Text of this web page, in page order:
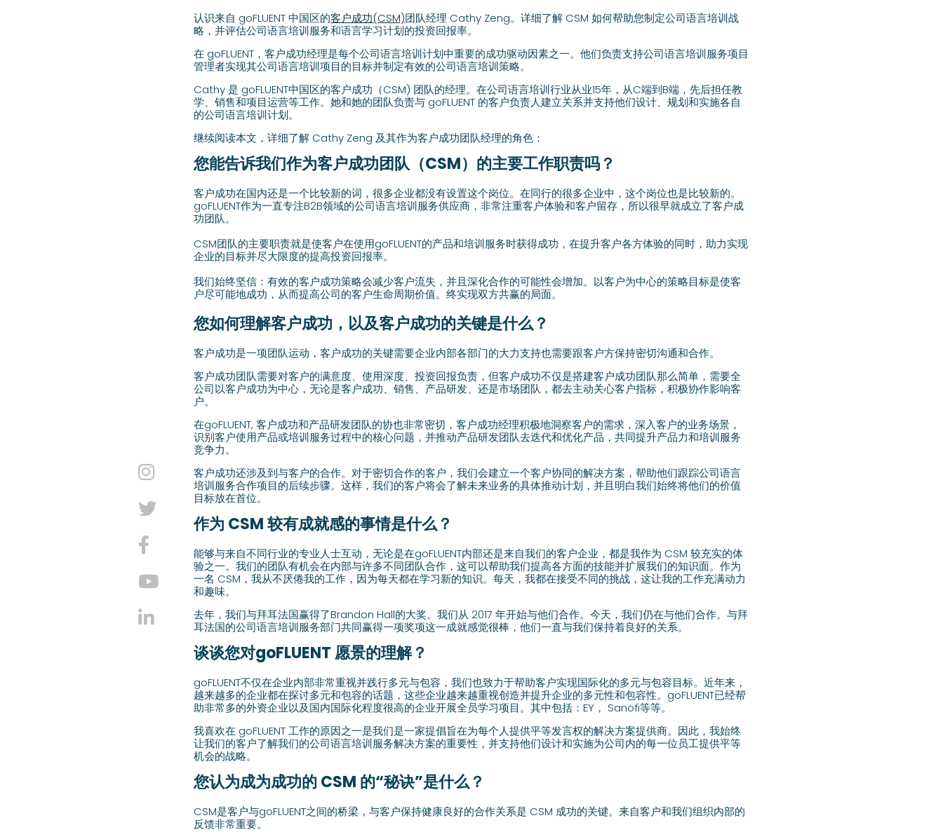
认识来自 goFLUENT 中国区的客户成功(CSM)团队经理 Cathy Zeng。详细了解 CSM 如何帮助您制定公司语言培训战
略，并评估公司语言培训服务和语言学习计划的投资回报率。
在 goFLUENT，客户成功经理是每个公司语言培训计划中重要的成功驱动因素之一。他们负责支持公司语言培训服务项目
管理者实现其公司语言培训项目的目标并制定有效的公司语言培训策略。
Cathy 是 goFLUENT中国区的客户成功（CSM) 团队的经理。在公司语言培训行业从业15年，从C端到B端，先后担任教
学、销售和项目运营等工作。她和她的团队负责与 goFLUENT 的客户负责人建立关系并支持他们设计、规划和实施各自
的公司语言培训计划。
继续阅读本文，详细了解 Cathy Zeng 及其作为客户成功团队经理的角色：
您能告诉我们作为客户成功团队（CSM）的主要工作职责吗？
客户成功在国内还是一个比较新的词，很多企业都没有设置这个岗位。在同行的很多企业中，这个岗位也是比较新的。
goFLUENT作为一直专注B2B领域的公司语言培训服务供应商，非常注重客户体验和客户留存，所以很早就成立了客户成
功团队。
CSM团队的主要职责就是使客户在使用goFLUENT的产品和培训服务时获得成功，在提升客户各方体验的同时，助力实现
企业的目标并尽大限度的提高投资回报率。
我们始终坚信：有效的客户成功策略会减少客户流失，并且深化合作的可能性会增加。以客户为中心的策略目标是使客
户尽可能地成功，从而提高公司的客户生命周期价值。终实现双方共赢的局面。
您如何理解客户成功，以及客户成功的关键是什么？
客户成功是一项团队运动，客户成功的关键需要企业内部各部门的大力支持也需要跟客户方保持密切沟通和合作。
客户成功团队需要对客户的满意度、使用深度、投资回报负责，但客户成功不仅是搭建客户成功团队那么简单，需要全
公司以客户成功为中心，无论是客户成功、销售、产品研发、还是市场团队，都去主动关心客户指标，积极协作影响客
户。
在goFLUENT, 客户成功和产品研发团队的协也非常密切，客户成功经理积极地洞察客户的需求，深入客户的业务场景，
识别客户使用产品或培训服务过程中的核心问题，并推动产品研发团队去迭代和优化产品，共同提升产品力和培训服务
竞争力。
客户成功还涉及到与客户的合作。对于密切合作的客户，我们会建立一个客户协同的解决方案，帮助他们跟踪公司语言
培训服务合作项目的后续步骤。这样，我们的客户将会了解未来业务的具体推动计划，并且明白我们始终将他们的价值
目标放在首位。
作为 CSM 较有成就感的事情是什么？
能够与来自不同行业的专业人士互动，无论是在goFLUENT内部还是来自我们的客户企业，都是我作为 CSM 较充实的体
验之一。我们的团队有机会在内部与许多不同团队合作，这可以帮助我们提高各方面的技能并扩展我们的知识面。作为
一名 CSM，我从不厌倦我的工作，因为每天都在学习新的知识。每天，我都在接受不同的挑战，这让我的工作充满动力
和趣味。
去年，我们与拜耳法国赢得了Brandon Hall的大奖。我们从 2017 年开始与他们合作。今天，我们仍在与他们合作。与拜
耳法国的公司语言培训服务部门共同赢得一项奖项这一成就感觉很棒，他们一直与我们保持着良好的关系。
谈谈您对goFLUENT 愿景的理解？
goFLUENT不仅在企业内部非常重视并践行多元与包容，我们也致力于帮助客户实现国际化的多元与包容目标。近年来，
越来越多的企业都在探讨多元和包容的话题，这些企业越来越重视创造并提升企业的多元性和包容性。goFLUENT已经帮
助非常多的外资企业以及国内国际化程度很高的企业开展全员学习项目。其中包括：EY， Sanofi等等。
我喜欢在 goFLUENT 工作的原因之一是我们是一家提倡旨在为每个人提供平等发言权的解决方案提供商。因此，我始终
让我们的客户了解我们的公司语言培训服务解决方案的重要性，并支持他们设计和实施为公司内的每一位员工提供平等
机会的战略。
您认为成为成功的 CSM 的“秘诀”是什么？
CSM是客户与goFLUENT之间的桥梁，与客户保持健康良好的合作关系是 CSM 成功的关键。来自客户和我们组织内部的
反馈非常重要。